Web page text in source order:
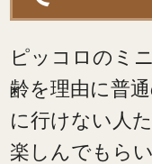
ピッコロのミ
齢を理由に普
に行けない人
楽しんでもら